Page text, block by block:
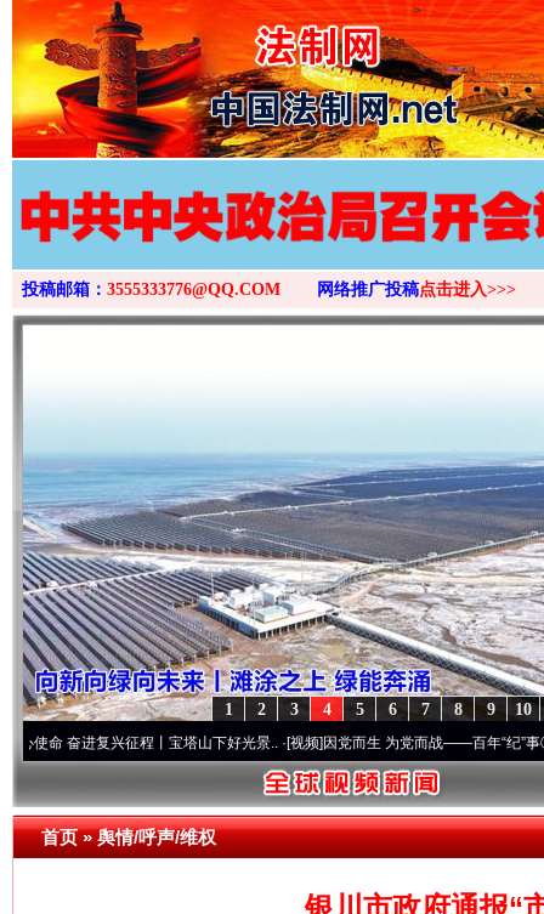
>
投稿邮箱： 3555333776@QQ.COM 网络推广投稿点击进入>>>
10
9
8
7
6
5
4
3
2
1
进复兴征程丨宝塔山下好光景..·[视频]因党而生 为党而战——百年“纪”事⑧加强纪律
首页»舆情/呼声/维权
银川市政府通报“